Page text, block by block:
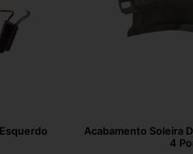
Acabamento Soleira
4